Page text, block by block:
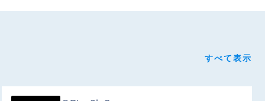
すべて表示